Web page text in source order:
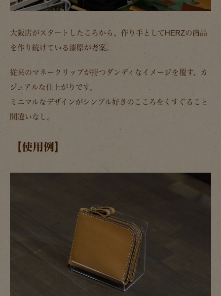
大阪店がスタートしたころから、作り手としてHERZの商品
を作り続けている漆原が考案。
従来のマネークリップが持つダンディなイメージを覆す、カ
ジュアルな仕上がりです。
ミニマルなデザインがシンプル好きのこころをくすぐること
間違いなし。
【使用例】